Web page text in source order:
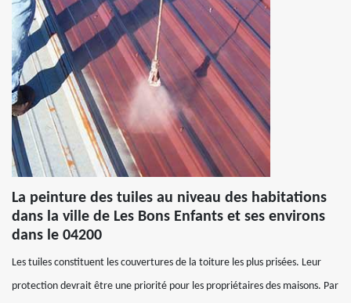
La peinture des tuiles au niveau des habitations
dans la ville de Les Bons Enfants et ses environs
dans le 04200
Les tuiles constituent les couvertures de la toiture les plus prisées. Leur
protection devrait être une priorité pour les propriétaires des maisons. Par